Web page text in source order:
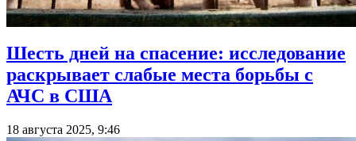
Шесть дней на спасение: исследование
раскрывает слабые места борьбы с
АЧС в США
18 августа 2025, 9:46